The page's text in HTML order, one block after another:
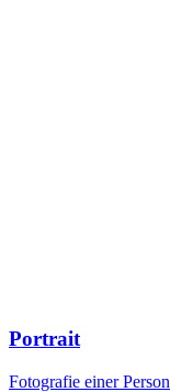
Portrait
Fotografie einer Person